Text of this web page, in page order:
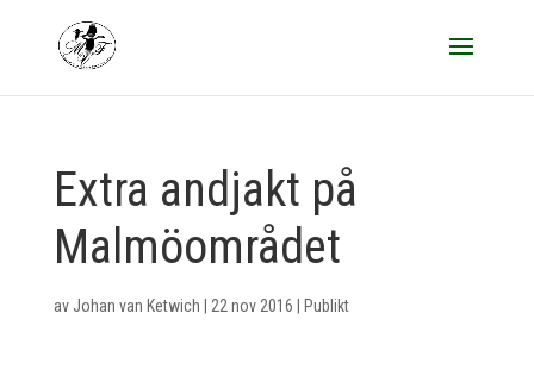
Extra andjakt på
Malmöområdet
av Johan van Ketwich 22 nov 2016 Publikt